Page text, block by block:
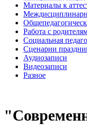
Материалы к
Работа с
Социальная
Сценарии
Аудиозаписи
Видеозаписи
Разное